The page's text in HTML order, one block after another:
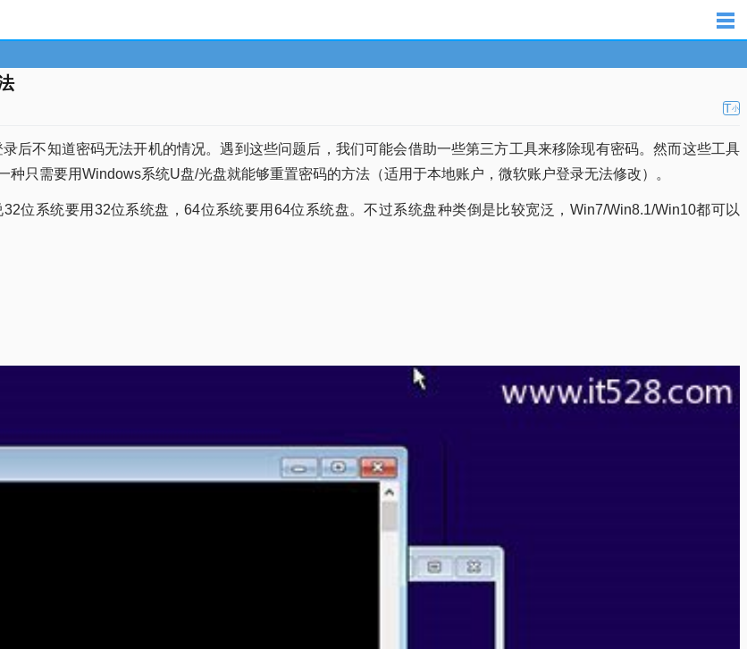
T小
后不知道密码无法开机的情况。遇到这些问题后，我们可能会借助一些第三方工具来移除现有密码。然而这些工具
只需要用Windows系统U盘/光盘就能够重置密码的方法（适用于本地账户，微软账户登录无法修改）。
位系统要用32位系统盘，64位系统要用64位系统盘。不过系统盘种类倒是比较宽泛，Win7/Win8.1/Win10都可以